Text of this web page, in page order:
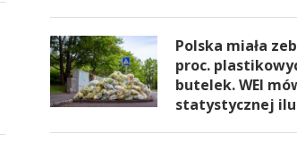
Polska miała
proc.
butelek. WEI
statystycznej